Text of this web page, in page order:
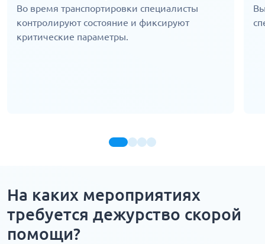
Во время транспортировки специалисты
контролируют состояние и фиксируют
критические параметры.
На каких мероприятиях
требуется дежурство скорой
помощи?